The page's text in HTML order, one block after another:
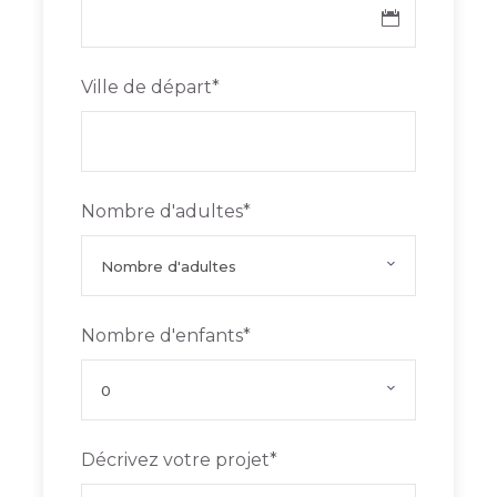
Ville de départ*
Nombre d'adultes*
Nombre d'enfants*
Décrivez votre projet*
Programme
Jour 1 : France - Lima
Jour 2 : Lima